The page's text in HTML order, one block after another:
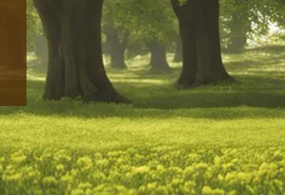
des professionnels et des méthodes adéquates. Notre
gazon soit parfaitement entretenu durant notre